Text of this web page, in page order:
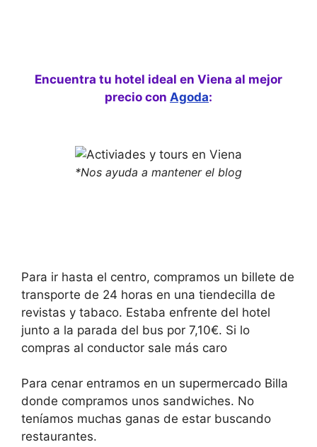
Encuentra tu hotel ideal en Viena al mejor
precio con Agoda:
*Nos ayuda a mantener el blog
Para ir hasta el centro, compramos un billete de
transporte de 24 horas en una tiendecilla de
revistas y tabaco. Estaba enfrente del hotel
junto a la parada del bus por 7,10€. Si lo
compras al conductor sale más caro
Para cenar entramos en un supermercado Billa
donde compramos unos sandwiches. No
teníamos muchas ganas de estar buscando
restaurantes.